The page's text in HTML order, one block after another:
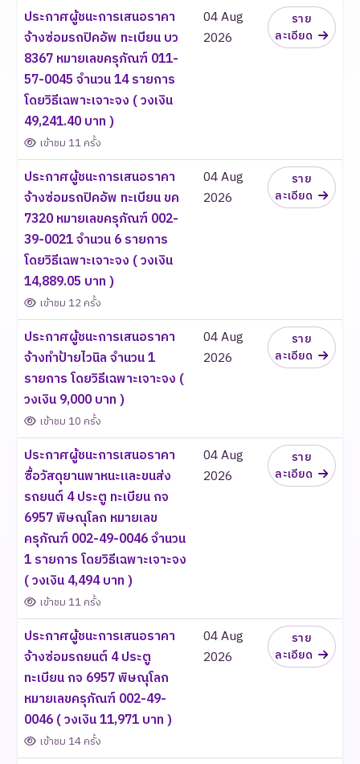
ประกาศผู้ชนะการเสนอราคา
จ้างซ่อมรถปิคอัพ ทะเบียน บว
8367 หมายเลขครุภัณฑ์ 011-
57-0045 จำนวน 14 รายการ
โดยวิธีเฉพาะเจาะจง ( วงเงิน
49,241.40 บาท )
เข้าชม 11 ครั้ง
04 Aug
2026
ราย
ละเอียด
ประกาศผู้ชนะการเสนอราคา
จ้างซ่อมรถปิคอัพ ทะเบียน ขค
7320 หมายเลขครุภัณฑ์ 002-
39-0021 จำนวน 6 รายการ
โดยวิธีเฉพาะเจาะจง ( วงเงิน
14,889.05 บาท )
เข้าชม 12 ครั้ง
04 Aug
2026
ราย
ละเอียด
ประกาศผู้ชนะการเสนอราคา
จ้างทำป้ายไวนิล จำนวน 1
รายการ โดยวิธีเฉพาะเจาะจง (
วงเงิน 9,000 บาท )
เข้าชม 10 ครั้ง
04 Aug
2026
ราย
ละเอียด
ประกาศผู้ชนะการเสนอราคา
ซื้อวัสดุยานพาหนะและขนส่ง
รถยนต์ 4 ประตู ทะเบียน กจ
6957 พิษณุโลก หมายเลข
ครุภัณฑ์ 002-49-0046 จำนวน
1 รายการ โดยวิธีเฉพาะเจาะจง
( วงเงิน 4,494 บาท )
เข้าชม 11 ครั้ง
04 Aug
2026
ราย
ละเอียด
ประกาศผู้ชนะการเสนอราคา
จ้างซ่อมรถยนต์ 4 ประตู
ทะเบียน กจ 6957 พิษณุโลก
หมายเลขครุภัณฑ์ 002-49-
0046 ( วงเงิน 11,971 บาท )
เข้าชม 14 ครั้ง
04 Aug
2026
ราย
ละเอียด